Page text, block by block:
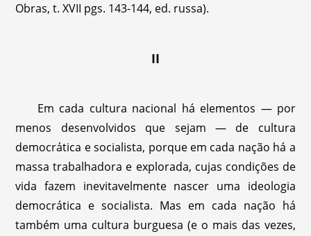
Obras, t. XVII pgs. 143-144, ed. russa).
II
Em cada cultura nacional há elementos — por
menos desenvolvidos que sejam — de cultura
democrática e socialista, porque em cada nação há a
massa trabalhadora e explorada, cujas condições de
vida fazem inevitavelmente nascer uma ideologia
democrática e socialista. Mas em cada nação há
também uma cultura burguesa (e o mais das vezes,